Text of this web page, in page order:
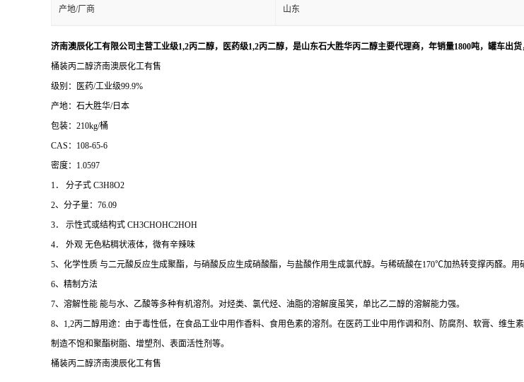
产地/厂商 山东
济南澳辰化工有限公司主营工业级1,2丙二醇，医药级1,2丙二醇，是山东石大胜华丙二醇主要代理商，年销量1800吨，罐车出
桶装丙二醇济南澳辰化工有售
级别：医药/工业级99.9%
产地：石大胜华/日本
包装：210kg/桶
CAS：108-65-6
密度：1.0597
1． 分子式 C3H8O2
2、分子量：76.09
3． 示性式或结构式 CH3CHOHC2HOH
4． 外观 无色粘稠状液体，微有辛辣味
5、化学性质 与二元酸反应生成聚酯，与硝酸反应生成硝酸酯，与盐酸作用生成氯代醇。与稀硫酸在170℃加热转变撑丙醛。
6、精制方法
7、溶解性能 能与水、乙酸等多种有机溶剂。对烃类、氯代烃、油脂的溶解度虽笑，单比乙二醇的溶解能力强。
8、1,2丙二醇用途：由于毒性低，在食品工业中用作香料、食用色素的溶剂。在医药工业中用作调和剂、防腐剂、软膏、维
制造不饱和聚酯树脂、增塑剂、表面活性剂等。
桶装丙二醇济南澳辰化工有售